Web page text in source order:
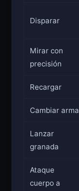
Disparar
Mirar con
precisión
Recargar
Cambiar arma
Lanzar
granada
Ataque
cuerpo a